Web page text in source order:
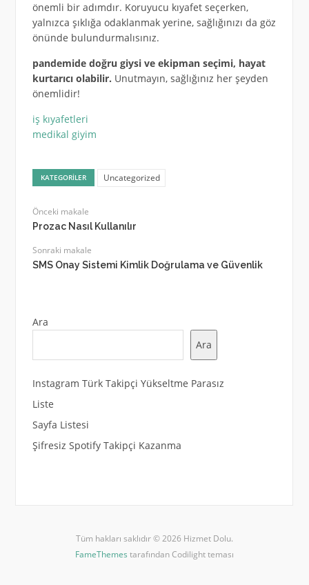
önemli bir adımdır. Koruyucu kıyafet seçerken,
yalnızca şıklığa odaklanmak yerine, sağlığınızı da göz
önünde bulundurmalısınız.
pandemide doğru giysi ve ekipman seçimi, hayat
kurtarıcı olabilir. Unutmayın, sağlığınız her şeyden
önemlidir!
iş kıyafetleri
medikal giyim
KATEGORILER Uncategorized
Önceki makale
Prozac Nasıl Kullanılır
Sonraki makale
SMS Onay Sistemi Kimlik Doğrulama ve Güvenlik
Ara
Ara
Instagram Türk Takipçi Yükseltme Parasız
Liste
Sayfa Listesi
Şifresiz Spotify Takipçi Kazanma
Tüm hakları saklıdır © 2026 Hizmet Dolu.
FameThemes tarafından Codilight teması